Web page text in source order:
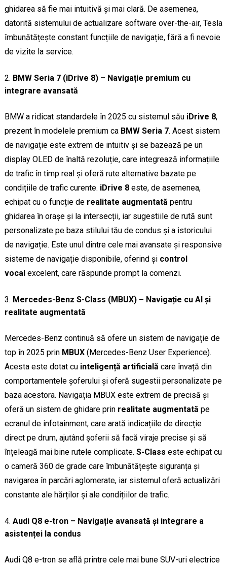
ghidarea să fie mai intuitivă și mai clară. De asemenea,
datorită sistemului de actualizare software over-the-air, Tesla
îmbunătățește constant funcțiile de navigație, fără a fi nevoie
de vizite la service.
BMW Seria 7 (iDrive 8) – Navigație premium cu
integrare avansată
BMW a ridicat standardele în 2025 cu sistemul său iDrive 8,
prezent în modelele premium ca BMW Seria 7. Acest sistem
de navigație este extrem de intuitiv și se bazează pe un
display OLED de înaltă rezoluție, care integrează informațiile
de trafic în timp real și oferă rute alternative bazate pe
condițiile de trafic curente. iDrive 8este, de asemenea,
echipat cu o funcție de realitate augmentată pentru
ghidarea în orașe și la intersecții, iar sugestiile de rută sunt
personalizate pe baza stilului tău de condus și a istoricului
de navigație. Este unul dintre cele mai avansate și responsive
sisteme de navigație disponibile, oferind și control
vocalexcelent, care răspunde prompt la comenzi.
Mercedes-Benz S-Class (MBUX) – Navigație cu AI și
realitate augmentată
Mercedes-Benz continuă să ofere un sistem de navigație de
top în 2025 prin MBUX(Mercedes-Benz User Experience).
Acesta este dotat cu inteligență artificială care învață din
comportamentele șoferului și oferă sugestii personalizate pe
baza acestora. Navigația MBUX este extrem de precisă și
oferă un sistem de ghidare prin realitate augmentată pe
ecranul de infotainment, care arată indicațiile de direcție
direct pe drum, ajutând șoferii să facă viraje precise și să
înțeleagă mai bine rutele complicate. S-Class este echipat cu
o cameră 360 de grade care îmbunătățește siguranța și
navigarea în parcări aglomerate, iar sistemul oferă actualizări
constante ale hărților și ale condițiilor de trafic.
Audi Q8 e-tron – Navigație avansată și integrare a
asistenței la condus
Audi Q8 e-tron se află printre cele mai bune SUV-uri electrice